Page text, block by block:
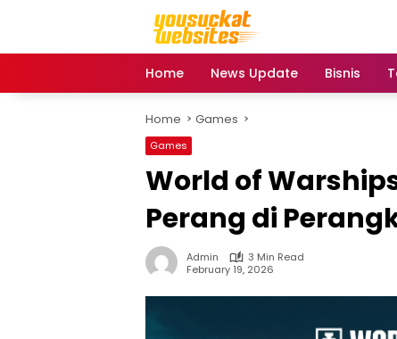
Home News Update Bisnis
Home Games
Games
World of
Perang di
Admin
3 Min Read
February 19, 2026